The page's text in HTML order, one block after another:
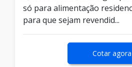
só para alimentação
para que sejam revendid...
Cotar agora